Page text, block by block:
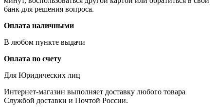
банк для решения вопроса.
Оплата наличными
В любом пункте выдачи
Оплата по счету
Для Юридических лиц
Интернет-магазин выполняет доставку любого товара
Службой доставки и Почтой России.